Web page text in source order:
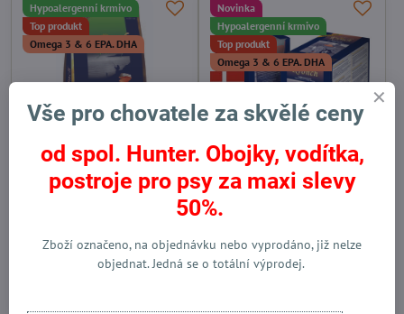
3%
Hypoalergenní krmivo
Top produkt
Omega 3 & 6 EPA. DHA
Krmivo pro psy Kronch Grain
Free 13,5 Kg- mořský losos"
1690 Kč
Novinka
Hypoalergenní krmivo
Top produkt
Omega 3 & 6 EPA. DHA
Kronch LakseMousse Grain
Free, Salmon 95% 6 x 100g
406 Kč
Vše pro chovatele za skvělé ceny
od spol. Hunter. Obojky, vodítka,
postroje pro psy za maxi slevy
50%.
Zboží označeno, na objednávku nebo vyprodáno, již nelze
objednat. Jedná se o totální výprodej.